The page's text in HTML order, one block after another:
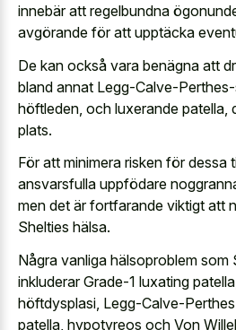
innebär att regelbundna
avgörande för att upptäcka
De kan också vara benägna att
bland annat Legg-Calve-
höftleden, och luxerande patella,
plats.
För att minimera risken för dessa
ansvarsfulla uppfödare
men det är fortfarande viktigt att
Shelties hälsa.
Några vanliga hälsoproblem som
inkluderar Grade-1 luxating
höftdysplasi, Legg-Calve-
patella, hypotyreos och Von